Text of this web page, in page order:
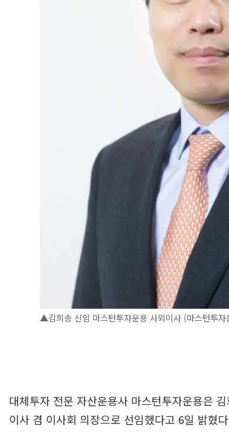
▲김희송 신임 마스턴투자운용 사외이사 (마스턴투자
대체투자 전문 자산운용사 마스턴투자운용은
이사 겸 이사회 의장으로 선임했다고 6일 밝혔